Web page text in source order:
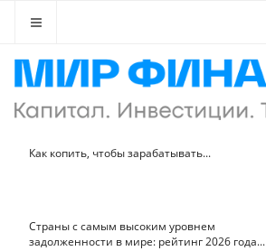
Как копить, чтобы зарабатывать...
Страны с самым высоким уровнем
задолженности в мире: рейтинг 2026 года...